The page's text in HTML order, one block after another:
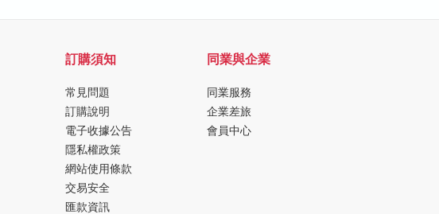
訂購須知
常見問題
訂購說明
電子收據公告
隱私權政策
網站使用條款
交易安全
匯款資訊
同業與企業
同業服務
企業差旅
會員中心